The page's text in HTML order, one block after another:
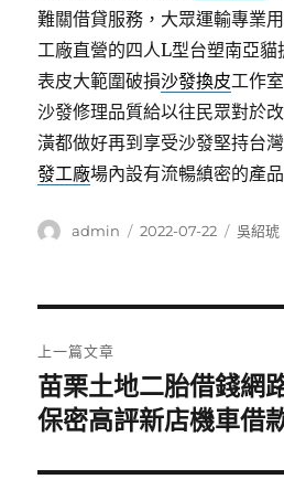
難關借貸服務，大眾運輸專業
工廠直營的四人L型台塑南亞
表皮大範圍破損沙發換皮工作
沙發修理品質給以往民眾對於
潢都做好再到享受沙發堅持台
發工廠場內設有流暢縝密的產
作
admin
發
2022-07-22
分
吳紹琥
章
導
覽
上一篇文章
上
一
文
苗栗土地二胎借錢網
保密高評新店機車借